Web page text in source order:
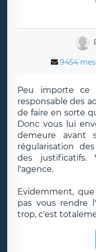
9454
Peu importe
responsable des
de faire en sorte
Donc vous lui
demeure avant
régularisation
des justificatifs.
l'agence.
Evidemment,
pas vous rendre
trop, c'est